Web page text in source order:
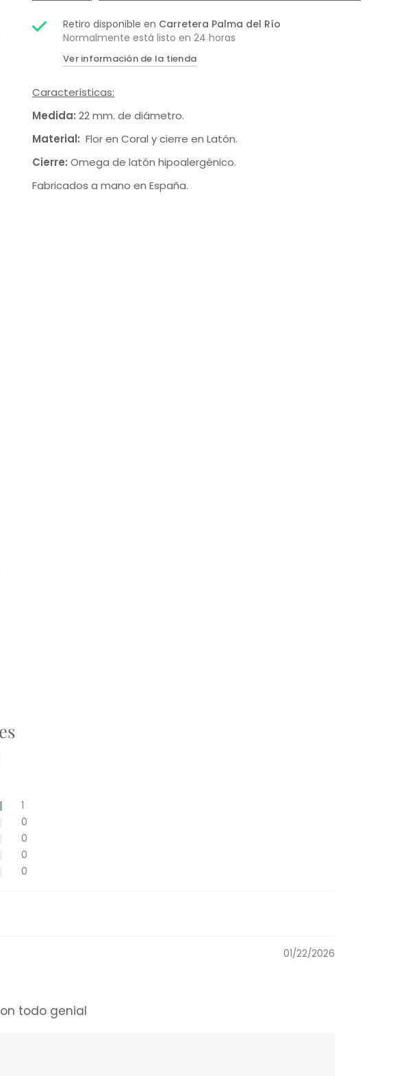
Retiro disponible en Carretera Palma del Río
Normalmente está listo en 24 horas
Ver información de la tienda
Características:
Medida: 22 mm. de diámetro.
Material: Flor en Coral y cierre en Latón.
Cierre: Omega de latón hipoalergénico.
Fabricados a mano en España.
1
0
0
0
0
01/22/2026
todo genial